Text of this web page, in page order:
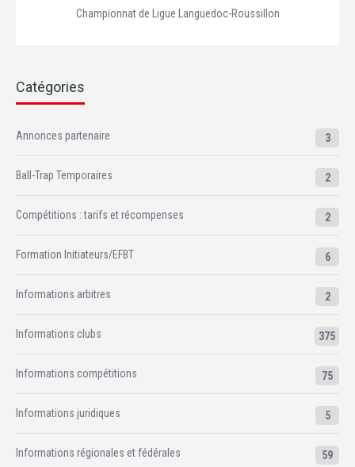
Championnat de Ligue Languedoc-Roussillon
Catégories
Annonces partenaire 3
Ball-Trap Temporaires 2
Compétitions : tarifs et récompenses 2
Formation Initiateurs/EFBT 6
Informations arbitres 2
Informations clubs 375
Informations compétitions 75
Informations juridiques 5
Informations régionales et fédérales 59